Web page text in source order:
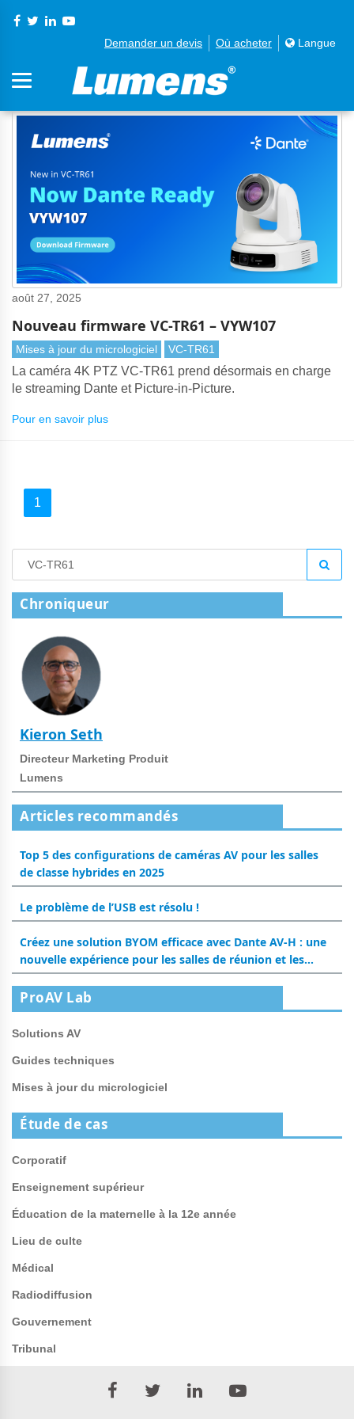
Demander un devis Où acheter Langue
août 27, 2025
Nouveau firmware VC-TR61 – VYW107
Mises à jour du micrologiciel VC-TR61
La caméra 4K PTZ VC-TR61 prend désormais en charge
le streaming Dante et Picture-in-Picture.
Pour en savoir plus
1
Chroniqueur
Kieron Seth
Directeur Marketing Produit
Lumens
Articles recommandés
Top 5 des configurations de caméras AV pour les salles
de classe hybrides en 2025
Le problème de l’USB est résolu !
Créez une solution BYOM efficace avec Dante AV-H : une
nouvelle expérience pour les salles de réunion et les
salles de classe
ProAV Lab
Solutions AV
Guides techniques
Mises à jour du micrologiciel
Étude de cas
Corporatif
Enseignement supérieur
Éducation de la maternelle à la 12e année
Lieu de culte
Médical
Radiodiffusion
Gouvernement
Tribunal